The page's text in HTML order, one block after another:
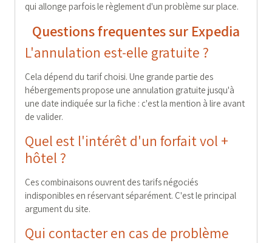
qui allonge parfois le règlement d'un problème sur place.
Questions frequentes sur Expedia
L'annulation est-elle gratuite ?
Cela dépend du tarif choisi. Une grande partie des
hébergements propose une annulation gratuite jusqu'à
une date indiquée sur la fiche : c'est la mention à lire avant
de valider.
Quel est l'intérêt d'un forfait vol +
hôtel ?
Ces combinaisons ouvrent des tarifs négociés
indisponibles en réservant séparément. C'est le principal
argument du site.
Qui contacter en cas de problème